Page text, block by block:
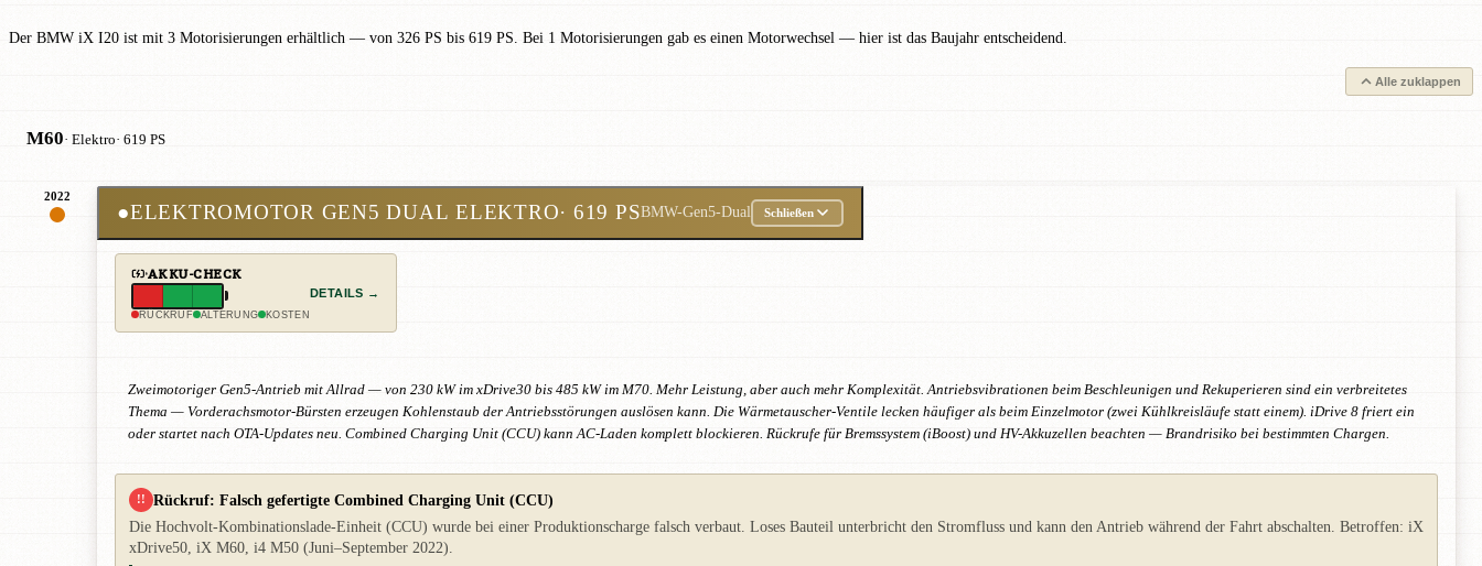
Der BMW iX I20 ist mit 3 Motorisierungen erhältlich — von 326 PS bis 619 PS. Bei 1 Motorisierungen gab es einen Motorwechsel — hier ist das Baujahr entscheidend.
Alle zuklappen
M60· Elektro· 619 PS
2022
●ELEKTROMOTOR GEN5 DUAL ELEKTRO· 619 PSBMW-Gen5-Dual Schließen
AKKU-CHECK
RÜCKRUF ALTERUNG KOSTEN
DETAILS →
Zweimotoriger Gen5-Antrieb mit Allrad — von 230 kW im xDrive30 bis 485 kW im M70. Mehr Leistung, aber auch mehr Komplexität. Antriebsvibrationen beim Beschleunigen und Rekuperieren sind ein verbreitetes
Thema — Vorderachsmotor-Bürsten erzeugen Kohlenstaub der Antriebsstörungen auslösen kann. Die Wärmetauscher-Ventile lecken häufiger als beim Einzelmotor (zwei Kühlkreisläufe statt einem). iDrive 8 friert ein
oder startet nach OTA-Updates neu. Combined Charging Unit (CCU) kann AC-Laden komplett blockieren. Rückrufe für Bremssystem (iBoost) und HV-Akkuzellen beachten — Brandrisiko bei bestimmten Chargen.
!! Rückruf: Falsch gefertigte Combined Charging Unit (CCU)
Die Hochvolt-Kombinationslade-Einheit (CCU) wurde bei einer Produktionscharge falsch verbaut. Loses Bauteil unterbricht den Stromfluss und kann den Antrieb während der Fahrt abschalten. Betroffen: iX
xDrive50, iX M60, i4 M50 (Juni–September 2022).